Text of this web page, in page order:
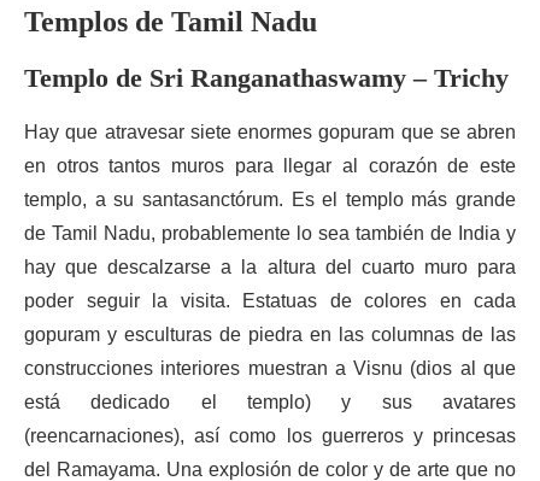
Templos de Tamil Nadu
Templo de Sri Ranganathaswamy – Trichy
Hay que atravesar siete enormes gopuram que se abren
en otros tantos muros para llegar al corazón de este
templo, a su santasanctórum. Es el templo más grande
de Tamil Nadu, probablemente lo sea también de India y
hay que descalzarse a la altura del cuarto muro para
poder seguir la visita. Estatuas de colores en cada
gopuram y esculturas de piedra en las columnas de las
construcciones interiores muestran a Visnu (dios al que
está dedicado el templo) y sus avatares
(reencarnaciones), así como los guerreros y princesas
del Ramayama. Una explosión de color y de arte que no